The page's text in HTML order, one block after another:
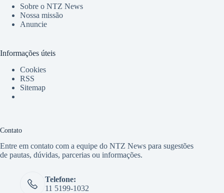
Sobre o NTZ News
Nossa missão
Anuncie
Informações úteis
Cookies
RSS
Sitemap
Contato
Entre em contato com a equipe do NTZ News para sugestões
de pautas, dúvidas, parcerias ou informações.
Telefone:
11 5199-1032